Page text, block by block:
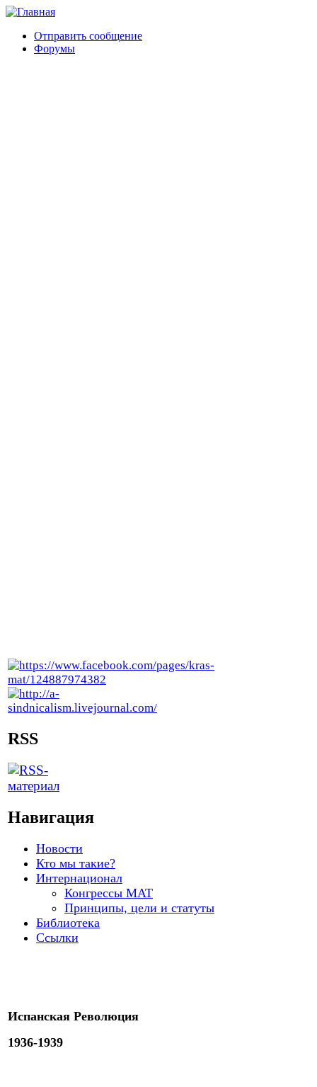
Отправить сообщение
Форумы
RSS
Навигация
Новости
Кто мы такие?
Интернационал
Конгрессы МАТ
Принципы, цели и статуты
Библиотека
Ссылки
Испанская Революция
1936-1939